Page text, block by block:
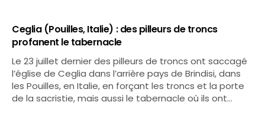
Ceglia (Pouilles, Italie) : des pilleurs de troncs
profanent le tabernacle
Le 23 juillet dernier des pilleurs de troncs ont saccagé
l’église de Ceglia dans l’arrière pays de Brindisi, dans
les Pouilles, en Italie, en forçant les troncs et la porte
de la sacristie, mais aussi le tabernacle où ils ont…